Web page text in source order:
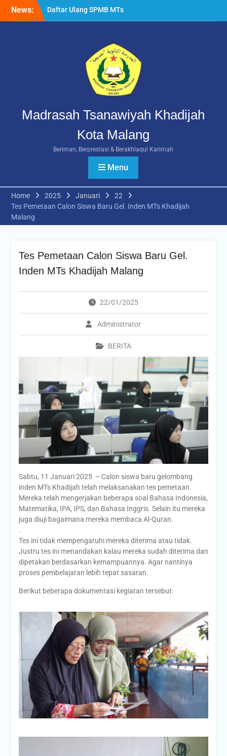
News:
Khadijah Malang Tahun
Ajaran 2026/2027
Rangkuman MATAMUDA
2026: Enam Hari Penuh
Makna Menyambut Siswa
Baru MTs Khadijah Malang
Madrasah Tsanawiyah Khadijah
Kota Malang
Beriman, Berprestasi & Berakhlaqul Karimah
Menu
Home 2025 Januari
22
Tes Pemetaan Calon Siswa Baru Gel. Inden MTs Khadijah
Malang
Tes Pemetaan Calon Siswa Baru Gel.
Inden MTs Khadijah Malang
22/01/2025
Administrator
BERITA
Sabtu, 11 Januari 2025 – Calon siswa baru gelombang
inden MTs Khadijah telah melaksanakan tes pemetaan.
Mereka telah mengerjakan beberapa soal Bahasa Indonesia,
Matematika, IPA, IPS, dan Bahasa Inggris. Selain itu mereka
juga diuji bagaimana mereka membaca Al-Quran.
.
Tes ini tidak mempengaruhi mereka diterima atau tidak.
Justru tes ini menandakan kalau mereka sudah diterima dan
dipetakan berdasarkan kemampuannya. Agar nantinya
proses pembelajaran lebih tepat sasaran.
Berikut beberapa dokumentasi kegiatan tersebut: